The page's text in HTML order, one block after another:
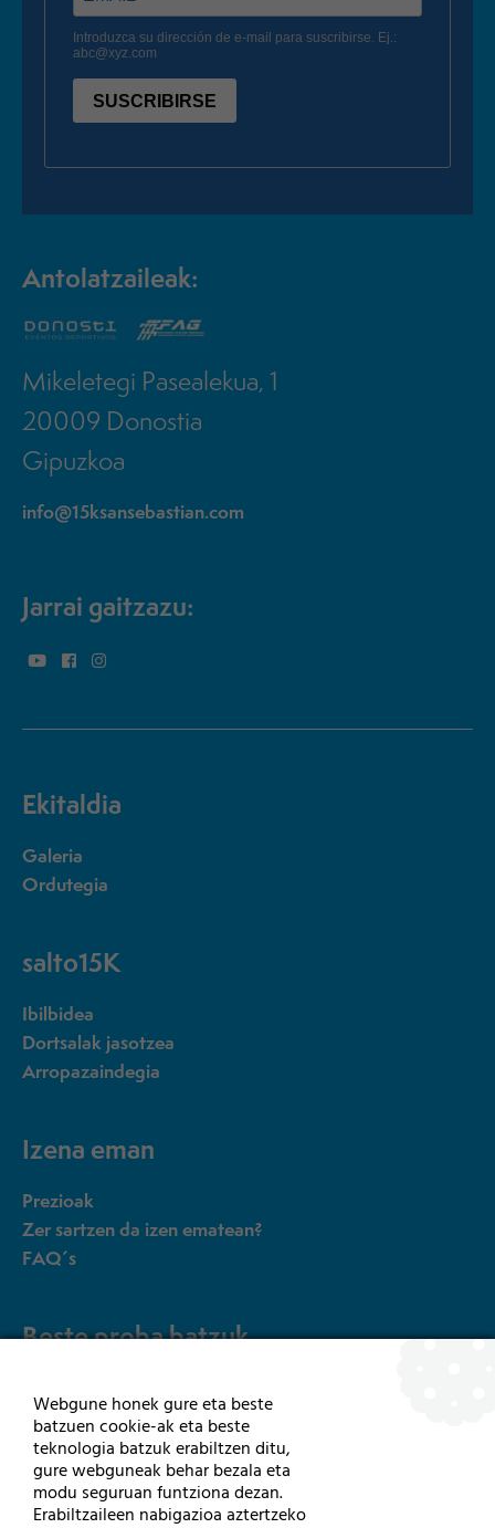
Antolatzaileak:
Mikeletegi Pasealekua, 1
20009 Donostia
Gipuzkoa
info@15ksansebastian.com
Jarrai gaitzazu:
Ekitaldia
Galeria
Ordutegia
salto15K
Ibilbidea
Dortsalak jasotzea
Arropazaindegia
Izena eman
Prezioak
Zer sartzen da izen ematean?
FAQ´s
Beste proba batzuk
Gurpil-aulkiak eta esku bizikletak
Webgune honek gure eta beste
batzuen cookie-ak eta beste
teknologia batzuk erabiltzen ditu,
gure webguneak behar bezala eta
modu seguruan funtziona dezan.
Erabiltzaileen nabigazioa aztertzeko